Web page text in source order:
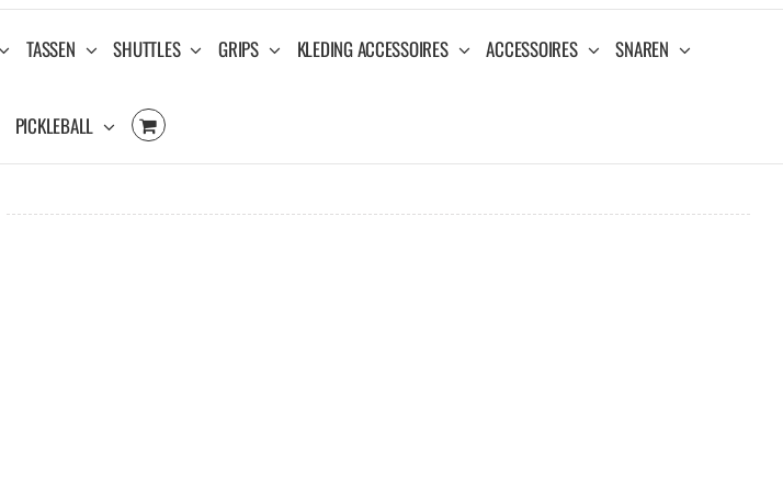
TASSEN SHUTTLES GRIPS KLEDING ACCESSOIRES ACCESSOIRES SNAREN
PICKLEBALL